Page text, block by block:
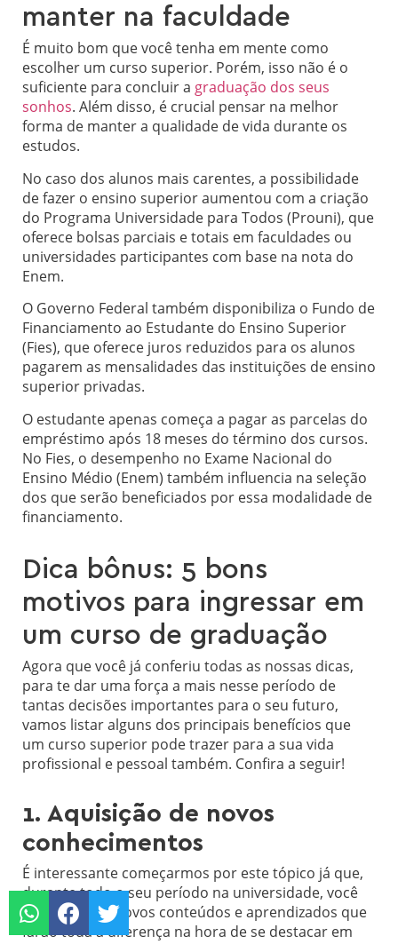
manter na faculdade
É muito bom que você tenha em mente como
escolher um curso superior. Porém, isso não é o
suficiente para concluir a graduação dos seus
sonhos. Além disso, é crucial pensar na melhor
forma de manter a qualidade de vida durante os
estudos.
No caso dos alunos mais carentes, a possibilidade
de fazer o ensino superior aumentou com a criação
do Programa Universidade para Todos (Prouni), que
oferece bolsas parciais e totais em faculdades ou
universidades participantes com base na nota do
Enem.
O Governo Federal também disponibiliza o Fundo de
Financiamento ao Estudante do Ensino Superior
(Fies), que oferece juros reduzidos para os alunos
pagarem as mensalidades das instituições de ensino
superior privadas.
O estudante apenas começa a pagar as parcelas do
empréstimo após 18 meses do término dos cursos.
No Fies, o desempenho no Exame Nacional do
Ensino Médio (Enem) também influencia na seleção
dos que serão beneficiados por essa modalidade de
financiamento.
Dica bônus: 5 bons
motivos para ingressar em
um curso de graduação
Agora que você já conferiu todas as nossas dicas,
para te dar uma força a mais nesse período de
tantas decisões importantes para o seu futuro,
vamos listar alguns dos principais benefícios que
um curso superior pode trazer para a sua vida
profissional e pessoal também. Confira a seguir!
1. Aquisição de novos
conhecimentos
É interessante começarmos por este tópico já que,
durante todo o seu período na universidade, você
terá acesso a novos conteúdos e aprendizados que
farão toda a diferença na hora de se destacar em